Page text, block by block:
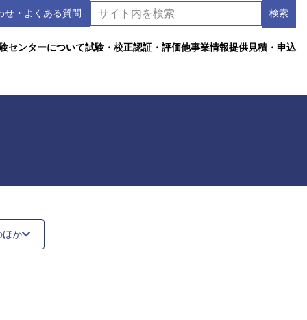
せ・よくある質問
センターについて試験・校正認証・評価他事業情報提供見積・申込
ほか